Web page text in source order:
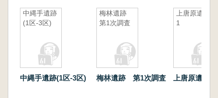
中縄手遺跡
(1区-3区)
中縄手遺跡(1区-3区)
梅林遺跡
第1次調査
梅林遺跡 第1次調査
上唐原遺跡
1
上唐原遺跡1